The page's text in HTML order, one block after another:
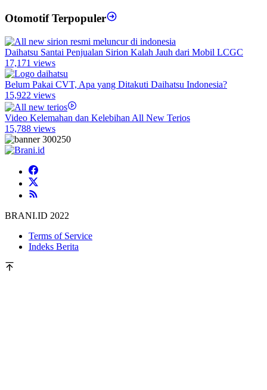
Otomotif Terpopuler
Daihatsu Santai Penjualan Sirion Kalah Jauh dari Mobil LCGC
17,171 views
Belum Pakai CVT, Apa yang Ditakuti Daihatsu Indonesia?
15,922 views
Video Kelemahan dan Kelebihan All New Terios
15,788 views
BRANI.ID 2022
Terms of Service
Indeks Berita